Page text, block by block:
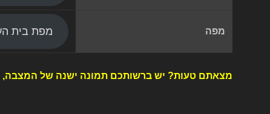
מפה מפת בית
מצאתם טעות? יש ברשותכם תמונה ישנה של המצבה,